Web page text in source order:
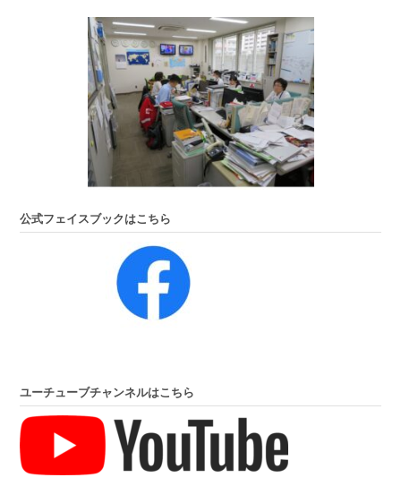
公式フェイスブックはこちら
ユーチューブチャンネルはこちら